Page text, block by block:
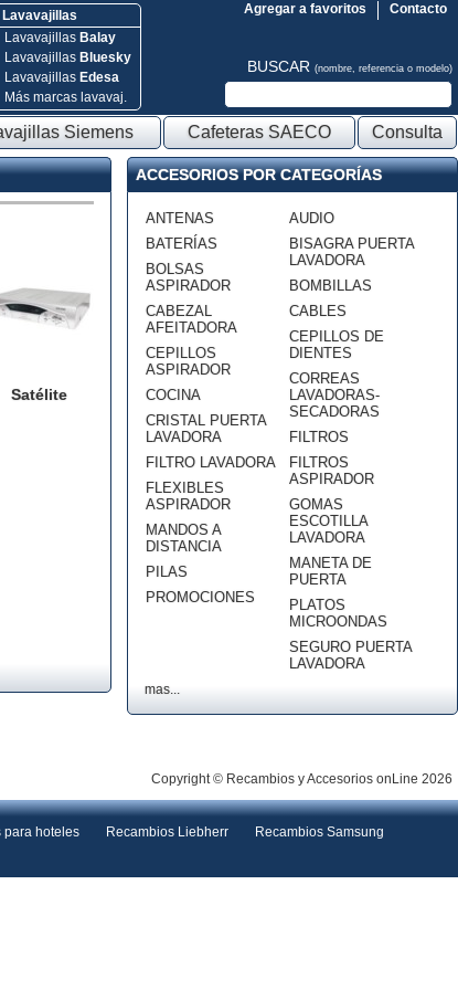
Lavavajillas Balay
Lavavajillas Bluesky
Lavavajillas Edesa
Más marcas lavavaj.
Contacto
Agregar a favoritos
BUSCAR (nombre, referencia o modelo)
Siemens Cafeteras SAECO Consulta
Satélite
ACCESORIOS POR CATEGORÍAS
ANTENAS
BATERÍAS
BOLSAS
ASPIRADOR
CABEZAL
AFEITADORA
CEPILLOS
ASPIRADOR
COCINA
CRISTAL PUERTA
LAVADORA
FILTRO LAVADORA
FLEXIBLES
ASPIRADOR
MANDOS A
DISTANCIA
PILAS
PROMOCIONES
AUDIO
BISAGRA PUERTA
LAVADORA
BOMBILLAS
CABLES
CEPILLOS DE
DIENTES
CORREAS
LAVADORAS-
SECADORAS
FILTROS
FILTROS
ASPIRADOR
GOMAS
ESCOTILLA
LAVADORA
MANETA DE
PUERTA
PLATOS
MICROONDAS
SEGURO PUERTA
LAVADORA
mas...
Copyright © Recambios y Accesorios onLine 2026
para hoteles Recambios Liebherr
Recambios Samsung